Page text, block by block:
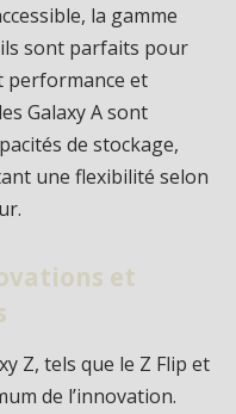
la gamme
sont parfaits pour
performance et
Galaxy A sont
de stockage,
une flexibilité selon
et
Z, tels que le Z Flip et
de l’innovation.